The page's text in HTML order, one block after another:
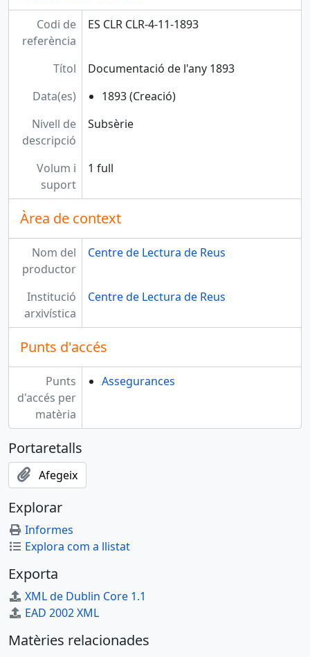
Codi de
referència
ES CLR CLR-4-11-1893
Títol
Documentació de l'any 1893
Data(es)
1893 (Creació)
Nivell de
descripció
Subsèrie
Volum i
suport
1 full
Àrea de context
Nom del
productor
Centre de Lectura de Reus
Institució
arxivística
Centre de Lectura de Reus
Punts d'accés
Punts
d'accés per
matèria
Assegurances
Portaretalls
Afegeix
Explorar
Informes
Explora com a llistat
Exporta
XML de Dublin Core 1.1
EAD 2002 XML
Matèries relacionades